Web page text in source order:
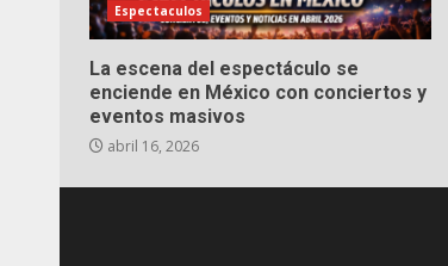
Espectaculos
La escena del espectáculo se
enciende en México con conciertos y
eventos masivos
abril 16, 2026